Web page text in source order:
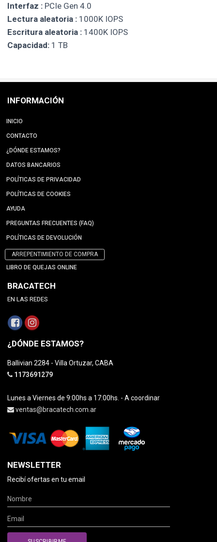
Interfaz : PCIe Gen 4.0
Lectura aleatoria : 1000K IOPS
Escritura aleatoria : 1400K IOPS
Capacidad: 1 TB
INFORMACIÓN
INICIO
CONTACTO
¿DÓNDE ESTAMOS?
DATOS BANCARIOS
POLÍTICAS DE PRIVACIDAD
POLÍTICAS DE COOKIES
AYUDA
PREGUNTAS FRECUENTES (FAQ)
POLÍTICAS DE DEVOLUCIÓN
ARREPENTIMIENTO DE COMPRA
LIBRO DE QUEJAS ONLINE
BRACATECH
EN LAS REDES
¿DÓNDE ESTAMOS?
Ballivian 2284 - Villa Ortuzar, CABA
1173691279
Lunes a Viernes de 9:00hs a 17:00hs. - A coordinar
ventas@bracatech.com.ar
NEWSLETTER
Recibí ofertas en tu email